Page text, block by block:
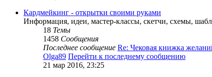
Кардмейкинг - открытки своими руками
Информация, идеи, мастер-классы, скетчи, схемы,
18 Темы
1458 Сообщения
Последнее сообщение Re: Чековая книжка
Olga89 Перейти к последнему сообщению
21 мар 2016, 23:25